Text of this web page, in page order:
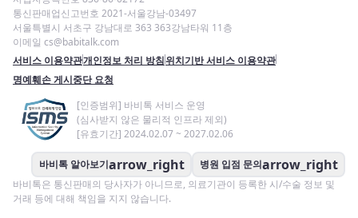
통신판매업신고번호 2021-서울강남-03497
서울특별시 서초구 강남대로 363 363강남타워 11층
이메일 cs@babitalk.com
서비스 이용약관개인정보 처리 방침위치기반 서비스 이용약관
명예훼손 게시중단 요청
[인증범위] 바비톡 서비스 운영
(심사받지 않은 물리적 인프라 제외)
[유효기간] 2024.02.07 ~ 2027.02.06
바비톡 알아보기arrow_right 병원 입점 문의arrow_right
바비톡은 통신판매의 당사자가 아니므로, 의료기관이 등록한 시/수술 정보 및
거래 등에 대해 책임을 지지 않습니다.